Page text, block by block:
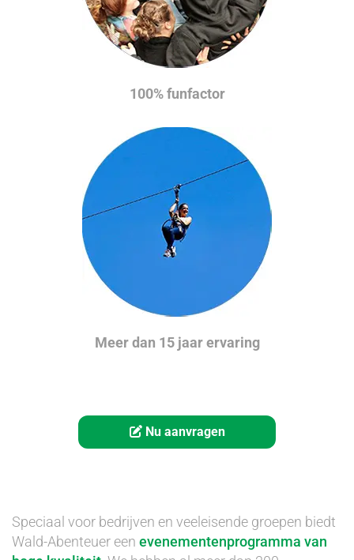
100% funfactor
Meer dan 15 jaar ervaring
Nu aanvragen
Speciaal voor bedrijven en veeleisende groepen biedt
Wald-Abenteuer een evenementenprogramma van